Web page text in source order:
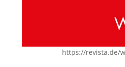
https://revista.de/